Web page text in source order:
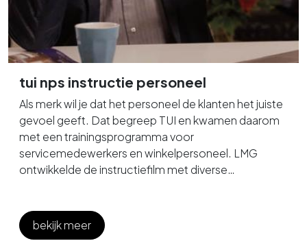
tui nps instructie personeel
Als merk wil je dat het personeel de klanten het juiste
gevoel geeft. Dat begreep TUI en kwamen daarom
met een trainingsprogramma voor
servicemedewerkers en winkelpersoneel. LMG
ontwikkelde de instructiefilm met diverse
bekijk meer